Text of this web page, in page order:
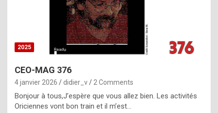
t
o
r
p
e
c
2025
CEO-MAG 376
4 janvier 2026 didier_v 2 Comments
Bonjour à tous,J’espère que vous allez bien. Les activités
Oriciennes vont bon train et il m’est…